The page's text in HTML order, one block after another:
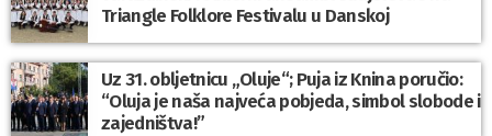
Triangle Folklore Festivalu u Danskoj
Uz 31. obljetnicu „Oluje“; Puja iz Knina poručio:
“Oluja je naša najveća pobjeda, simbol slobode i
zajedništva!”